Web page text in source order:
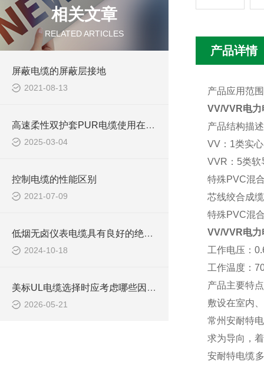
相关文章
RELATED ARTICLES
屏蔽电缆的屏蔽层接地
2021-08-13
高速柔性双护套PUR电缆使用在哪些领域
2025-03-04
控制电缆的性能区别
2021-07-09
低烟无卤仪表电缆具有良好的绝缘性能和耐电压性能
2024-10-18
美标UL电缆选择时应考虑哪些因素？
2026-05-21
产品详情
产品应用范
VV/VVR电力
产品结构描
VV： 1类实
VVR：5类软
特殊PVC混
芯线绞合成缆
特殊PVC混
VV/VVR电力
工作电压：
工作温度：
产品主要特点
敷设在室内
常州安耐特
求为导向，
安耐特电缆